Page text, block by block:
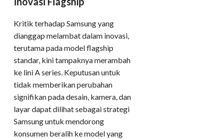
Kritik terhadap Samsung yang
dianggap melambat dalam inovasi,
terutama pada model flagship
standar, kini tampaknya merambah
ke lini A series. Keputusan untuk
tidak memberikan perubahan
signifikan pada desain, kamera, dan
layar dapat dilihat sebagai strategi
Samsung untuk mendorong
konsumen beralih ke model yang